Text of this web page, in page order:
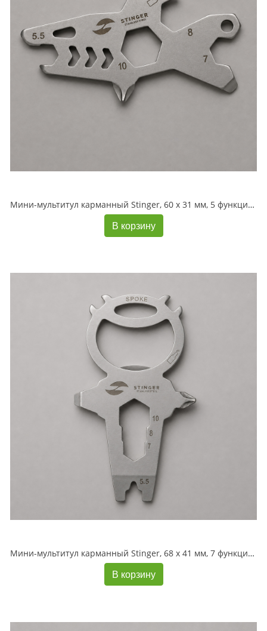
Мини-мультитул карманный Stinger, 60 x 31 мм, 5 функций, акула, нержавеющая сталь, серебристый, в блистере
В корзину
Мини-мультитул карманный Stinger, 68 x 41 мм, 7 функций, космонавт, нержавеющая сталь, серебристый, в блистере
В корзину